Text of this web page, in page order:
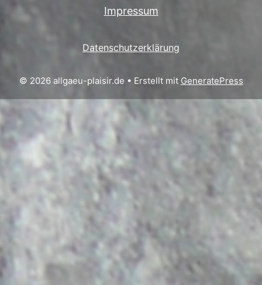
Impressum
Datenschutzerklärung
© 2026 allgaeu-plaisir.de • Erstellt mit GeneratePress